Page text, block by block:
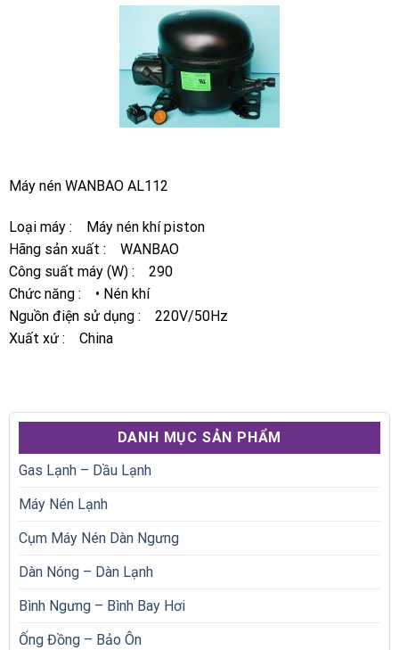
Máy nén WANBAO AL112
Loại máy : Máy nén khí piston
Hãng sản xuất : WANBAO
Công suất máy (W) : 290
Chức năng : • Nén khí
Nguồn điện sử dụng : 220V/50Hz
Xuất xứ : China
DANH MỤC SẢN PHẨM
Gas Lạnh – Dầu Lạnh
Máy Nén Lạnh
Cụm Máy Nén Dàn Ngưng
Dàn Nóng – Dàn Lạnh
Bình Ngưng – Bình Bay Hơi
Ống Đồng – Bảo Ôn